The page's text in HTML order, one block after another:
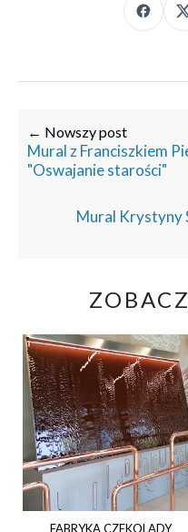
← Nowszy post
Mural z Franciszkiem
"Oswajanie starości"
Mural Krystyny
FABRYKA CZEKOLADY